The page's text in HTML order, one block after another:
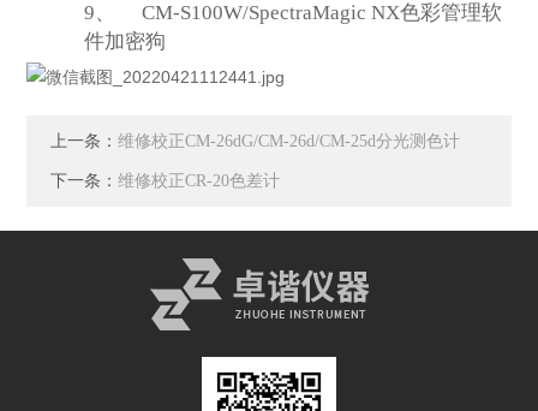
9、
CM-S100W/SpectraMagic NX色彩管理软
件加密狗
上一条：维修校正CM-26dG/CM-26d/CM-25d分光测色计
下一条：维修校正CR-20色差计